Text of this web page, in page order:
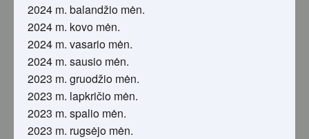
2024 m. balandžio mėn.
2024 m. kovo mėn.
2024 m. vasario mėn.
2024 m. sausio mėn.
2023 m. gruodžio mėn.
2023 m. lapkričio mėn.
2023 m. spalio mėn.
2023 m. rugsėjo mėn.